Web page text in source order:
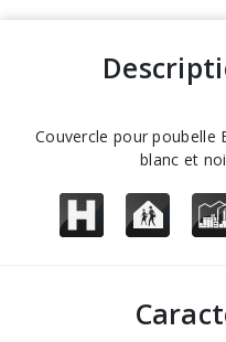
Couvercle pour poubelle Brute. Disponible en gris, jaune,
blanc et